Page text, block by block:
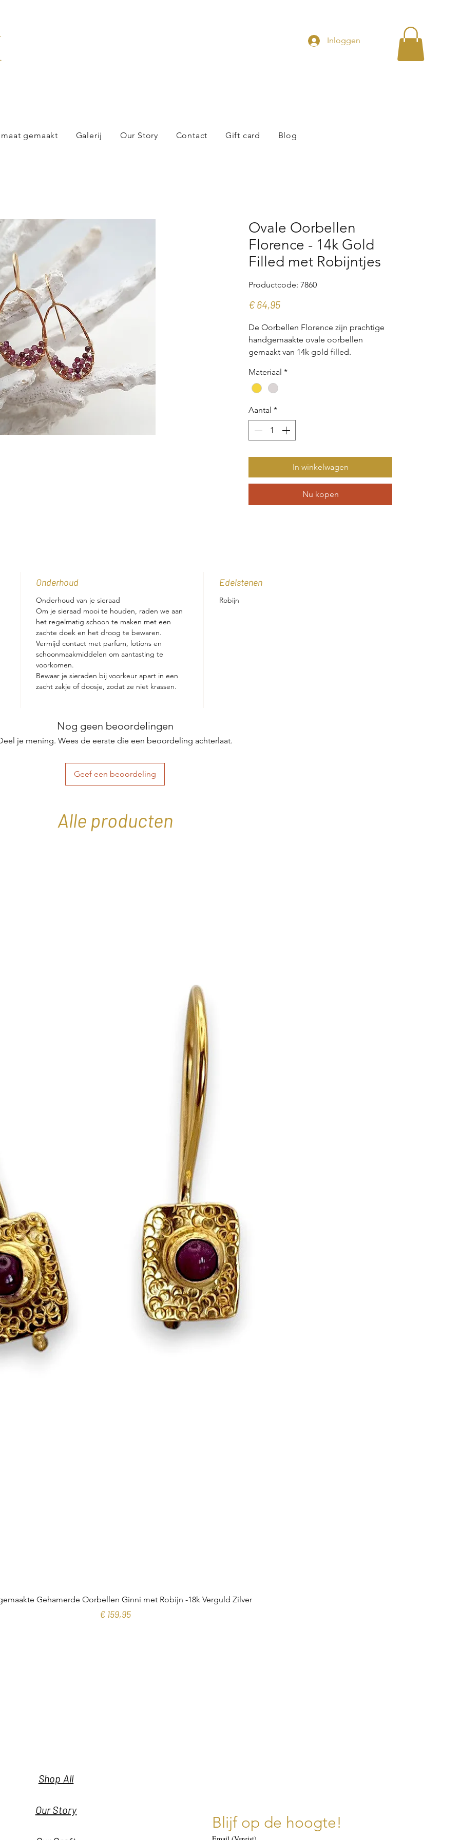
Inloggen
gemaakt Galerij Our Story Contact Gift card Blog
Ovale Oorbellen
Florence - 14k Gold
Filled met Robijntjes
Productcode: 7860
€ 64,95Prijs
De Oorbellen Florence zijn prachtige
handgemaakte ovale oorbellen
gemaakt van 14k gold filled.
De oorbellen zijn versierd met kleine
robijnen kraaltjes die zijn geweven met
en sierlijke uitstraling hebben.
Elk paar oorbellen is met zorg en
enkel paar hetzelfde is.
verkrijgbaar met andere edelstenen,
Materiaal *
Aantal *
In winkelwagen
Nu kopen
Onderhoud
Onderhoud van je sieraad
Om je sieraad mooi te houden, raden we aan
het regelmatig schoon te maken met een
zachte doek en het droog te bewaren.
Vermijd contact met parfum, lotions en
schoonmaakmiddelen om aantasting te
voorkomen.
Bewaar je sieraden bij voorkeur apart in een
zacht zakje of doosje, zodat ze niet krassen.
Edelstenen
Robijn
Nog geen beoordelingen
je mening. Wees de eerste die een beoordeling achterlaat.
Geef een beoordeling
Alle producten
Gehamerde Oorbellen Ginni met Robijn -18k Verguld Zilver
Prijs
€ 159,95
Shop All
Our Story
Blijf op de hoogte!